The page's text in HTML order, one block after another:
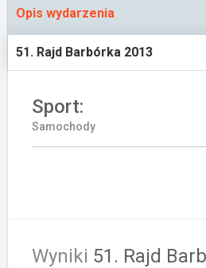
Opis wydarzenia
51. Rajd Barbórka 2013
Sport:
Samochody
Wyniki 51. Rajd